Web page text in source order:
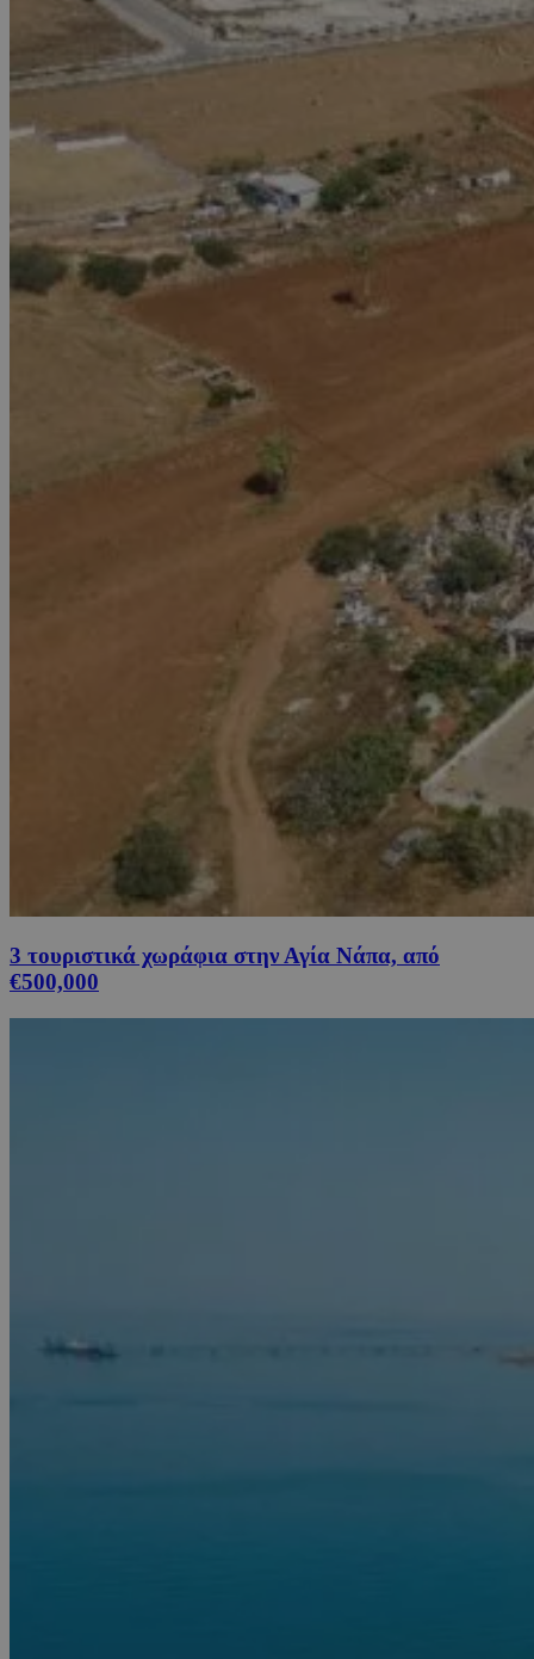
3 τουριστικά χωράφια στην Αγία Νάπα, από
€500,000